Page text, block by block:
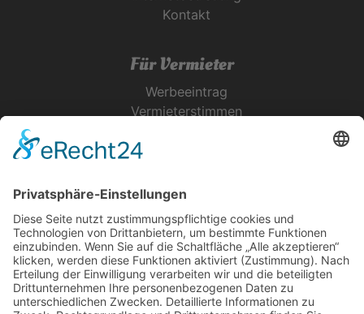
Kontakt
Für Vermieter
Werbeeintrag
Vermieterstimmen
Urlaubsservice
Bücher, Karten & CD's
Ihre Anreise
Wetter